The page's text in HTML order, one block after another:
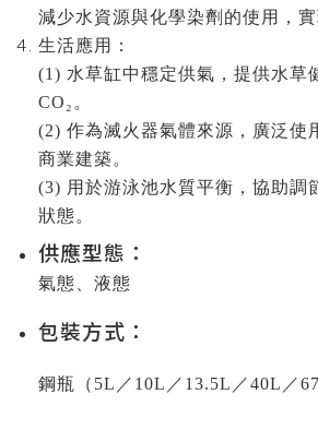
減少水資源與化學染劑的使用，實
生活應用：
(1) 水草缸中穩定供氣，提供水草
CO₂。
(2) 作為滅火器氣體來源，廣泛使
商業建築。
(3) 用於游泳池水質平衡，協助調
狀態。
供應型態：
氣態、液態
包裝方式 ：
鋼瓶（5L／10L／13.5L／40L／